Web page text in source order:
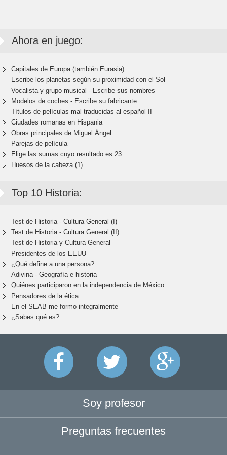
Ahora en juego:
Capitales de Europa (también Eurasia)
Escribe los planetas según su proximidad con el Sol
Vocalista y grupo musical - Escribe sus nombres
Modelos de coches - Escribe su fabricante
Títulos de películas mal traducidas al español II
Ciudades romanas en Hispania
Obras principales de Miguel Ángel
Parejas de película
Elige las sumas cuyo resultado es 23
Huesos de la cabeza (1)
Top 10 Historia:
Test de Historia - Cultura General (I)
Test de Historia - Cultura General (II)
Test de Historia y Cultura General
Presidentes de los EEUU
¿Qué define a una persona?
Adivina - Geografía e historia
Quiénes participaron en la independencia de México
Pensadores de la ética
En el SEAB me formo integralmente
¿Sabes qué es?
Soy profesor
Preguntas frecuentes